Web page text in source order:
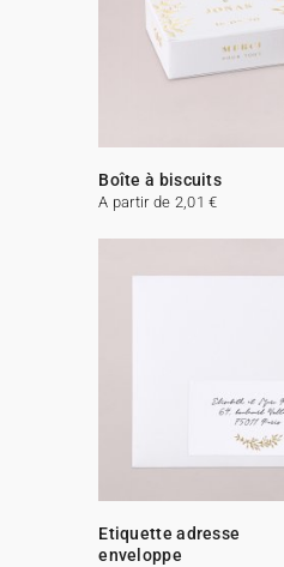
Boîte à biscuits
A partir de 2,01 €
Etiquette adresse
enveloppe